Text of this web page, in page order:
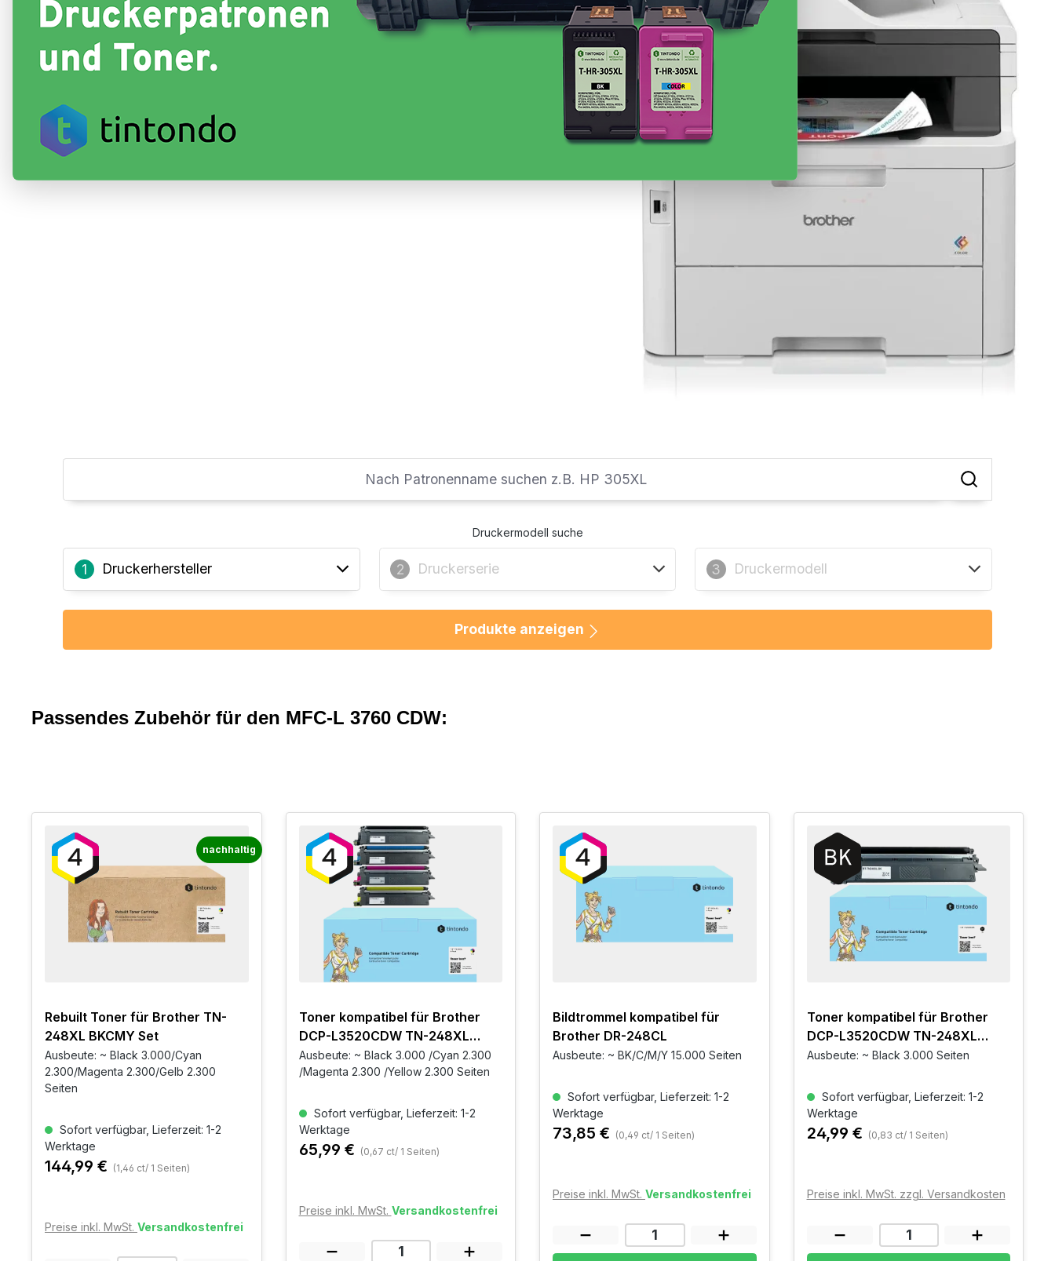
Hier findest du alle passendenToner, Bildtrommelund das passende Zubehör für deinen MFC-L 3760 CDW.
Dein Drucker nutzt Patronen der Serie TN-248, TN-248 XL, DR-248CL, TN-248 / TN-248 XLinBlack,
Cyan, Magenta, Yellow.
Druckermodell suche
1 Druckerhersteller 2 Druckerserie 3 Druckermodell
Produkte anzeigen
Passendes Zubehör für den MFC-L 3760 CDW:
nachhaltig
Rebuilt Toner für Brother TN-
248XL BKCMY Set
Ausbeute: ~ Black 3.000/Cyan
2.300/Magenta 2.300/Gelb 2.300
Seiten
Sofort verfügbar, Lieferzeit: 1-2
Werktage
144,99 € (1,46 ct/ 1 Seiten)
Preise inkl. MwSt. Versandkostenfrei
Toner kompatibel für Brother
DCP-L3520CDW TN-248XL
BKCMY 4Pack
Ausbeute: ~ Black 3.000 /Cyan 2.300
/Magenta 2.300 /Yellow 2.300 Seiten
Sofort verfügbar, Lieferzeit: 1-2
Werktage
65,99 € (0,67 ct/ 1 Seiten)
Preise inkl. MwSt. Versandkostenfrei
Bildtrommel kompatibel für
Brother DR-248CL
Ausbeute: ~ BK/C/M/Y 15.000 Seiten
Sofort verfügbar, Lieferzeit: 1-2
Werktage
73,85 € (0,49 ct/ 1 Seiten)
Preise inkl. MwSt. Versandkostenfrei
Toner kompatibel für Brother
DCP-L3520CDW TN-248XL
Schwarz
Ausbeute: ~ Black 3.000 Seiten
Sofort verfügbar, Lieferzeit: 1-2
Werktage
24,99 € (0,83 ct/ 1 Seiten)
Preise inkl. MwSt. zzgl. Versandkosten